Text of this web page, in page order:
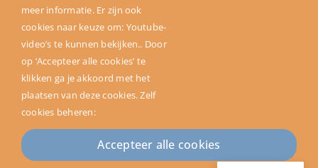
Ontwerpgroep Lale
meer informatie. Er zijn ook
cookies naar keuze om: Youtube-
video’s te kunnen bekijken.. Door
op ‘Accepteer alle cookies’ te
klikken ga je akkoord met het
plaatsen van deze cookies. Zelf
cookies beheren:
Accepteer alle cookies